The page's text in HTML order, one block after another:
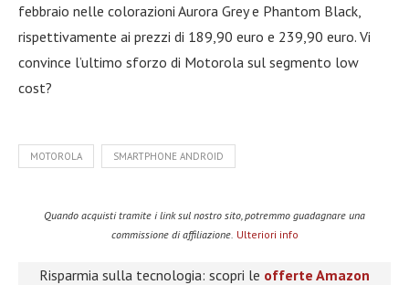
febbraio nelle colorazioni Aurora Grey e Phantom Black,
rispettivamente ai prezzi di 189,90 euro e 239,90 euro. Vi
convince l’ultimo sforzo di Motorola sul segmento low
cost?
MOTOROLA SMARTPHONE ANDROID
Quando acquisti tramite i link sul nostro sito, potremmo guadagnare una
commissione di affiliazione. Ulteriori info
Risparmia sulla tecnologia: scopri le offerte Amazon